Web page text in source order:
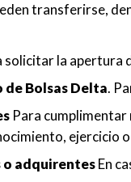
transferirse,
solicitar la apertura
de Bolsas Delta.
Para
ejercicio
o adquirentesEn